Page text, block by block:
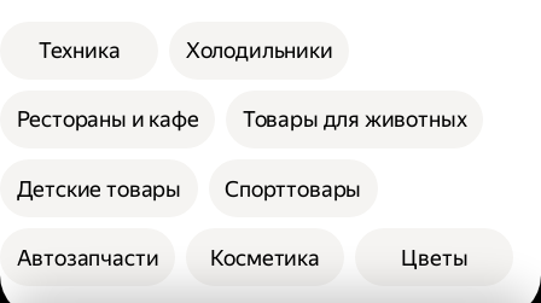
Техника Холодильники
Рестораны и кафе Товары для животных
Детские товары Спорттовары
Автозапчасти Косметика Цветы